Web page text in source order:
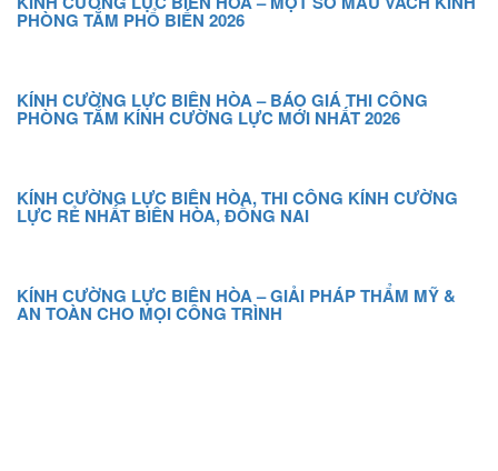
PHÒNG TẮM PHỔ BIẾN 2026
KÍNH CƯỜNG LỰC BIÊN HÒA – BÁO GIÁ THI CÔNG
PHÒNG TẮM KÍNH CƯỜNG LỰC MỚI NHẤT 2026
KÍNH CƯỜNG LỰC BIÊN HÒA, THI CÔNG KÍNH CƯỜNG
LỰC RẺ NHẤT BIÊN HÒA, ĐỒNG NAI
KÍNH CƯỜNG LỰC BIÊN HÒA – GIẢI PHÁP THẨM MỸ &
AN TOÀN CHO MỌI CÔNG TRÌNH